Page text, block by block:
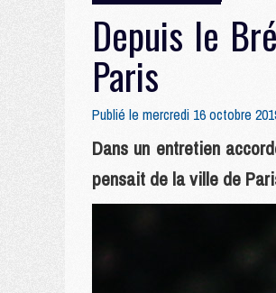
Depuis le
Paris
Publié le mercredi 16 octobre
Dans un entretien
pensait de la ville de